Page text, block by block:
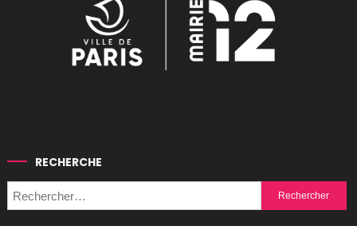
RECHERCHE
Rechercher :